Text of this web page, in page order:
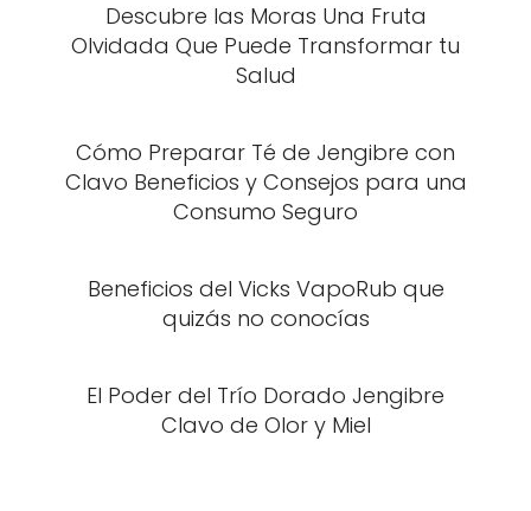
Descubre las Moras Una Fruta
Olvidada Que Puede Transformar tu
Salud
Cómo Preparar Té de Jengibre con
Clavo Beneficios y Consejos para una
Consumo Seguro
Beneficios del Vicks VapoRub que
quizás no conocías
El Poder del Trío Dorado Jengibre
Clavo de Olor y Miel